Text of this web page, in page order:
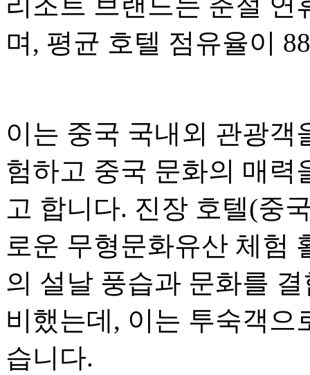
며, 평균 호텔 점유율이
이는 중국 국내외 관광객
험하고 중국 문화의 매력
고 합니다. 진장 호텔(중
로운 무형문화유산 체험
의 설날 풍습과 문화를
비했는데, 이는 투숙객
습니다.